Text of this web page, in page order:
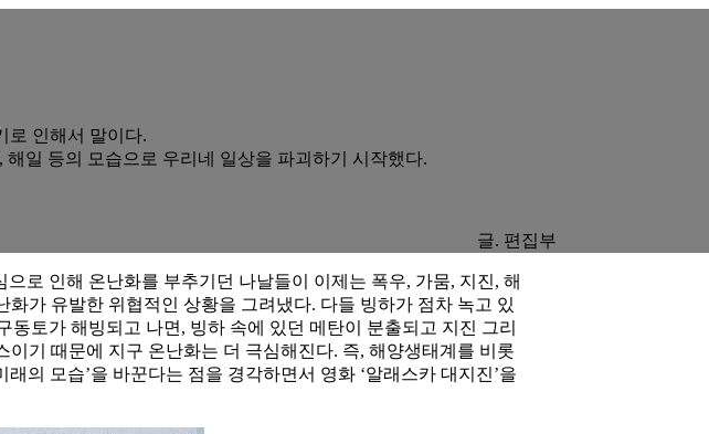
로 인해서 말이다.
일 등의 모습으로 우리네 일상을 파괴하기 시작했다.
글. 편집부
로 인해 온난화를 부추기던 나날들이 이제는 폭우, 가뭄, 지진, 해
가 유발한 위협적인 상황을 그려냈다. 다들 빙하가 점차 녹고 있
토가 해빙되고 나면, 빙하 속에 있던 메탄이 분출되고 지진 그리
기 때문에 지구 온난화는 더 극심해진다. 즉, 해양생태계를 비롯
의 모습’을 바꾼다는 점을 경각하면서 영화 ‘알래스카 대지진’을